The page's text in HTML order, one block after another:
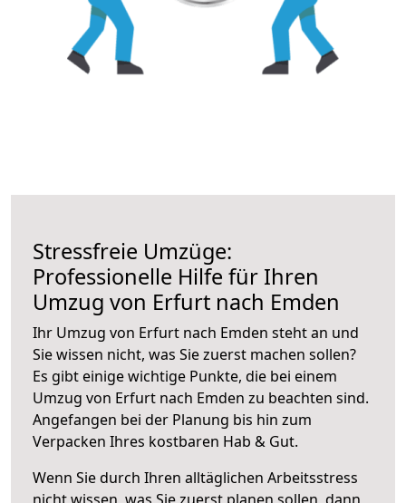
Stressfreie Umzüge:
Professionelle Hilfe für Ihren
Umzug von Erfurt nach Emden
Ihr Umzug von Erfurt nach Emden steht an und
Sie wissen nicht, was Sie zuerst machen sollen?
Es gibt einige wichtige Punkte, die bei einem
Umzug von Erfurt nach Emden zu beachten sind.
Angefangen bei der Planung bis hin zum
Verpacken Ihres kostbaren Hab & Gut.
Wenn Sie durch Ihren alltäglichen Arbeitsstress